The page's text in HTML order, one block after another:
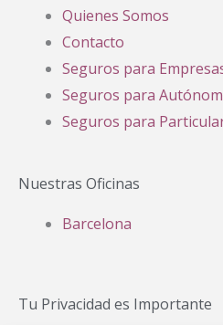
Quienes Somos
Contacto
Seguros para
Seguros para
Seguros para
Nuestras Oficinas
Barcelona
Tu Privacidad es Importante